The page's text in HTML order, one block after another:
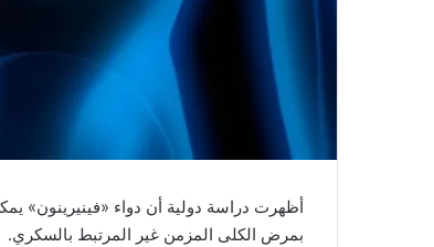
أظهرت دراسة دولية أن دواء
بمرض الكلى المزمن غير المرتبط بالسكري.